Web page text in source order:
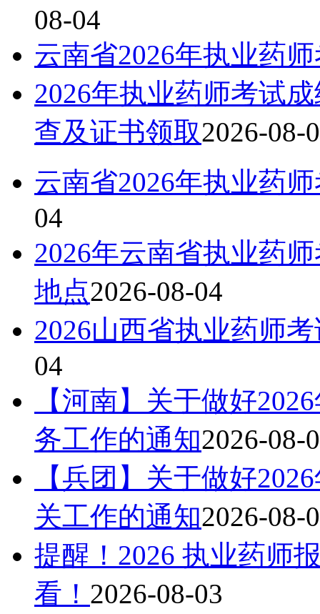
08-04
云南省2026年执业药
2026年执业药师考试
查及证书领取2026-08-
云南省2026年执业药
04
2026年云南省执业药
地点2026-08-04
2026山西省执业药师
04
【河南】关于做好
务工作的通知2026-08-
【兵团】关于做好
关工作的通知2026-08-
提醒！2026 执业药师
看！ 2026-08-03